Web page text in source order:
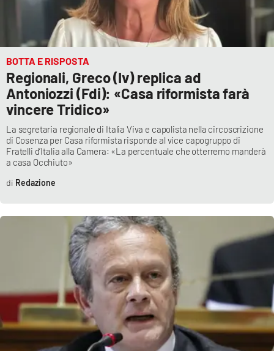
Sport
RUBRICHE
Good Morning Vietnam
Parchi Marini Calabria
Leggendo Alvaro insieme
Imprese Di Calabria
Le perfidie di Antonella Grippo
Venti di comunicazione
BOTTA E RISPOSTA
Regionali, Greco (Iv) replica ad
Antoniozzi (Fdi): «Casa riformista farà
vincere Tridico»
La segretaria regionale di Italia Viva e capolista nella circoscrizione
di Cosenza per Casa riformista risponde al vice capogruppo di
Fratelli d’Italia alla Camera: «La percentuale che otterremo manderà
a casa Occhiuto»
Redazione